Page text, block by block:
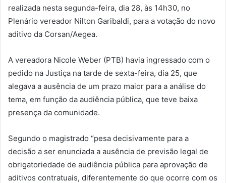
realizada nesta segunda-feira, dia 28, às 14h30, no
Plenário vereador Nilton Garibaldi, para a votação do novo
aditivo da Corsan/Aegea.
A vereadora Nicole Weber (PTB) havia ingressado com o
pedido na Justiça na tarde de sexta-feira, dia 25, que
alegava a ausência de um prazo maior para a análise do
tema, em função da audiência pública, que teve baixa
presença da comunidade.
Segundo o magistrado “pesa decisivamente para a
decisão a ser enunciada a ausência de previsão legal de
obrigatoriedade de audiência pública para aprovação de
aditivos contratuais, diferentemente do que ocorre com os